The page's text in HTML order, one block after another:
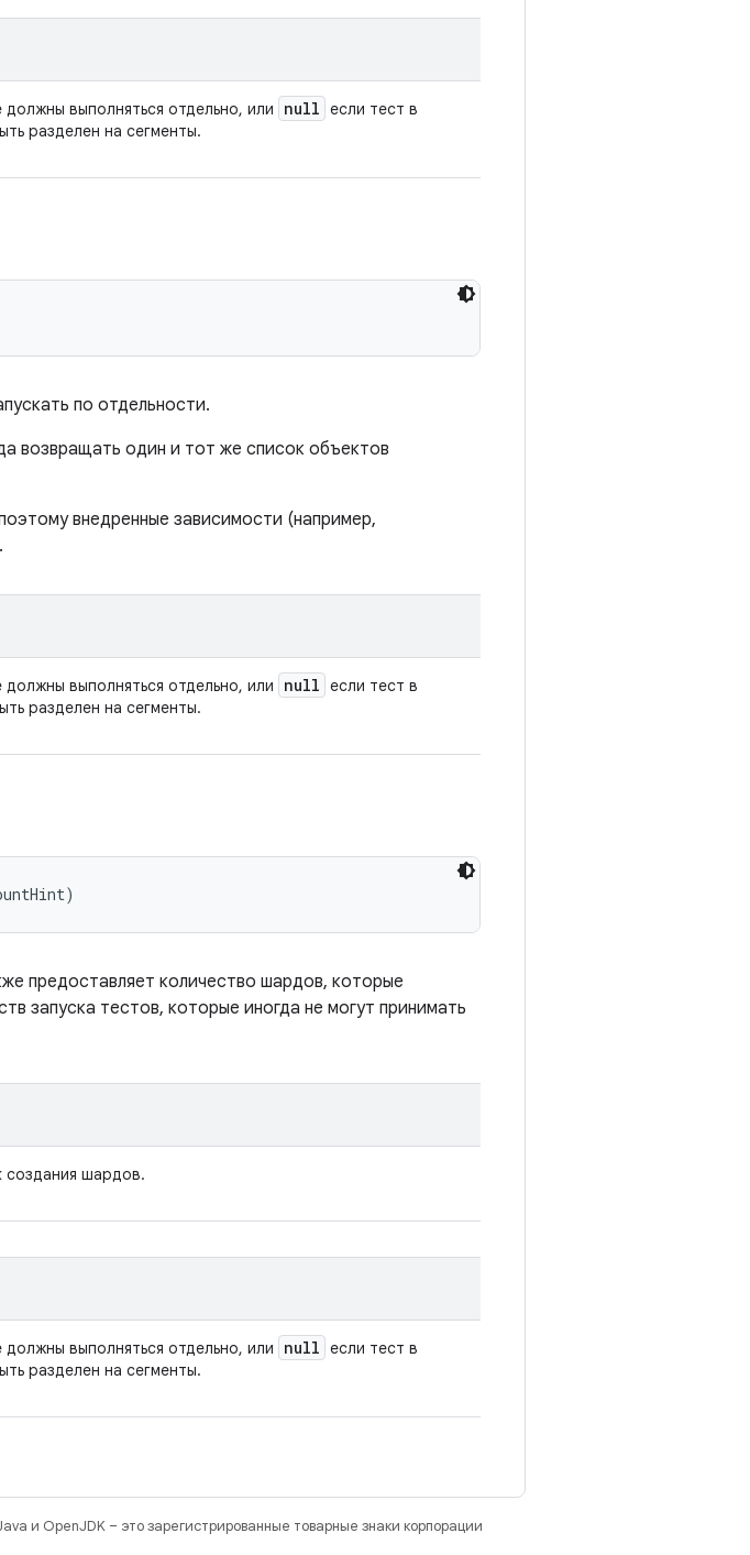
выполняться отдельно, или null если тест в
разделен на сегменты.
по отдельности.
возвращать один и тот же список объектов
внедренные зависимости (например,
выполняться отдельно, или null если тест в
разделен на сегменты.
предоставляет количество шардов, которые
запуска тестов, которые иногда не могут принимать
создания шардов.
выполняться отдельно, или null если тест в
разделен на сегменты.
и OpenJDK – это зарегистрированные товарные знаки корпорации